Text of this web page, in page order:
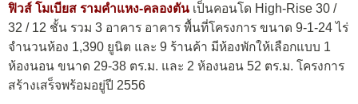
ฟิวส์ โมเบียส รามคำแหง-คลองตัน เป็นคอนโด High-Rise 30 /
32 / 12 ชั้น รวม 3 อาคาร อาคาร พื้นที่โครงการ ขนาด 9-1-24 ไร่
จำนวนห้อง 1,390 ยูนิต และ 9 ร้านค้า มีห้องพักให้เลือกแบบ 1
ห้องนอน ขนาด 29-38 ตร.ม. และ 2 ห้องนอน 52 ตร.ม. โครงการ
สร้างเสร็จพร้อมอยู่ปี 2556